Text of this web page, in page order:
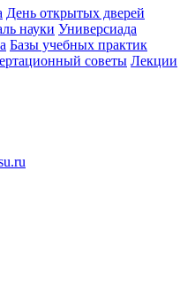
День открытых дверей
науки Универсиада
Базы учебных практик
советы Лекции